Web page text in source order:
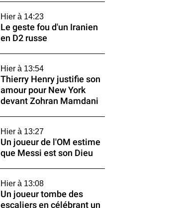
Hier à 14:23
Le geste fou d'un Iranien
en D2 russe
Hier à 13:54
Thierry Henry justifie son
amour pour New York
devant Zohran Mamdani
Hier à 13:27
Un joueur de l'OM estime
que Messi est son Dieu
Hier à 13:08
Un joueur tombe des
escaliers en célébrant un